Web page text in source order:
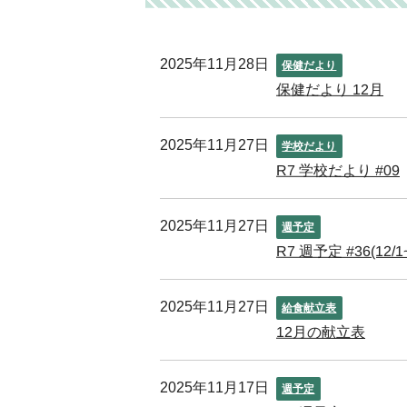
2025年11月28日 保健だより
保健だより 12月
2025年11月27日 学校だより
R7 学校だより #09
2025年11月27日 週予定
R7 週予定 #36(12/
2025年11月27日 給食献立表
12月の献立表
2025年11月17日 週予定